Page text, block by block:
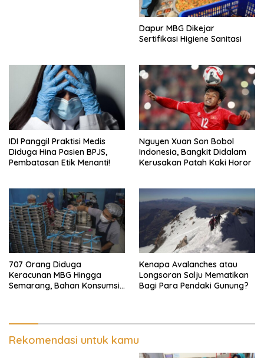
Dapur MBG Dikejar
Sertifikasi Higiene Sanitasi
IDI Panggil Praktisi Medis
Diduga Hina Pasien BPJS,
Pembatasan Etik Menanti!
Nguyen Xuan Son Bobol
Indonesia, Bangkit Didalam
Kerusakan Patah Kaki Horor
707 Orang Diduga
Keracunan MBG Hingga
Semarang, Bahan Konsumsi
Kenapa Avalanches atau
Longsoran Salju Mematikan
Bagi Para Pendaki Gunung?
Rekomendasi untuk kamu